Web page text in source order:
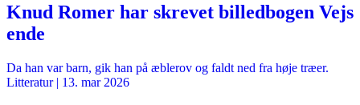
Knud Romer har skrevet billedbogen Vejs
ende
Da han var barn, gik han på æblerov og faldt ned fra høje træer.
Litteratur| 13. mar 2026